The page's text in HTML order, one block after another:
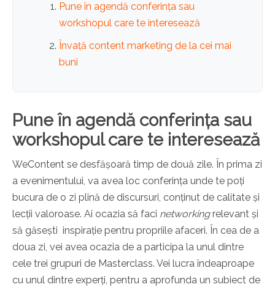
Pune în agendă conferința sau
workshopul care te interesează
Învață content marketing de la cei mai
buni
Pune în agendă conferința sau
workshopul care te interesează
WeContent se desfășoară timp de două zile. În prima zi
a evenimentului, va avea loc conferința unde te poți
bucura de o zi plină de discursuri, conținut de calitate și
lecții valoroase. Ai ocazia să faci networkingrelevant și
să găsești inspirație pentru propriile afaceri. În cea de a
doua zi, vei avea ocazia de a participa la unul dintre
cele trei grupuri de Masterclass. Vei lucra îndeaproape
cu unul dintre experți, pentru a aprofunda un subiect de